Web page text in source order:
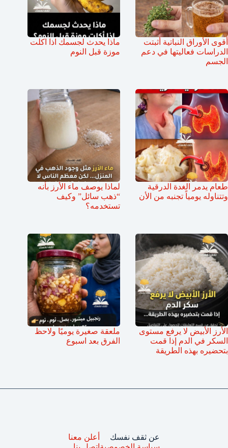
أقوى الأوراق النباتية أثبتت
الدراسات فعاليتها في دعم
الجسم
ماذا يحدث لجسمك اذا اكلت
موزة قبل النوم
طعام يدمر الغدة الدرقية
وتتناوله يومياً تجنبه من الأن
لماذا يوصف ماء الأرز بأنه
“ذهب سائل” وكيف
تستخدمه؟
الأرز الأبيض لا يرفع مستوى
السكر في الدم إذا قمت
بتحضيره بهذه الطريقة
ملعقة صغيرة يوميًا ولاحظ
الفرق بعد اسبوع
عن ثقف نفسك
أعلن معنا